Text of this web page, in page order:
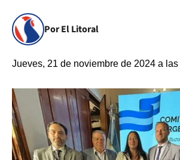
Por El Litoral
Jueves, 21 de noviembre de 2024 a las